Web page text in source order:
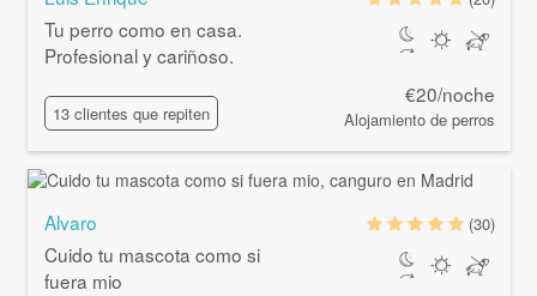
Tu perro como en casa.
Profesional y cariñoso.
13 clientes que repiten
€20/noche
Alojamiento de perros
Alvaro
Cuido tu mascota como si
fuera mio
(30)